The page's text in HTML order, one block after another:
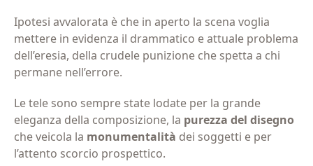
Ipotesi avvalorata è che in aperto la scena voglia
mettere in evidenza il drammatico e attuale problema
dell’eresia, della crudele punizione che spetta a chi
permane nell’errore.
Le tele sono sempre state lodate per la grande
eleganza della composizione, la purezza del disegno
che veicola la monumentalità dei soggetti e per
l’attento scorcio prospettico.